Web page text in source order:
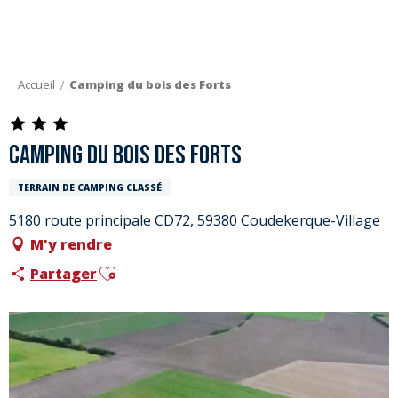
Accueil Camping du bois des Forts
Camping du bois des Forts
TERRAIN DE CAMPING CLASSÉ
5180 route principale CD72, 59380 Coudekerque-Village
M'y rendre
PartagerAjouter aux favoris